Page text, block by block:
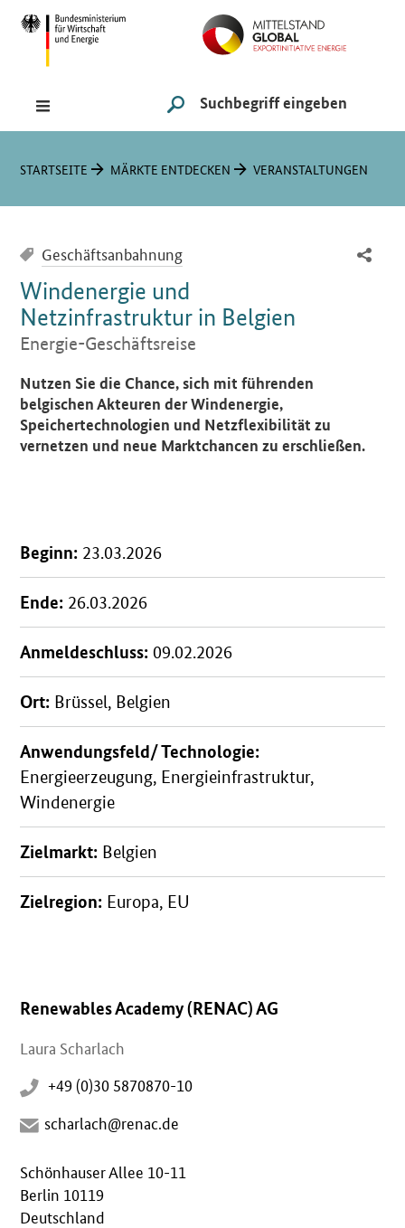
Suche
SUCHE STARTEN
Sie sind hier:
STARTSEITE MÄRKTE ENTDECKEN VERANSTALTUNGEN
Geschäftsanbahnung
Windenergie und
Netzinfrastruktur in Belgien
Energie-Geschäftsreise
Nutzen Sie die Chance, sich mit führenden
belgischen Akteuren der Windenergie,
Speichertechnologien und Netzflexibilität zu
vernetzen und neue Marktchancen zu erschließen.
Beginn: 23.03.2026
Ende: 26.03.2026
Anmeldeschluss: 09.02.2026
Ort: Brüssel, Belgien
Anwendungsfeld/ Technologie:
Energieerzeugung, Energieinfrastruktur,
Windenergie
Zielmarkt: Belgien
Zielregion: Europa, EU
Renewables Academy (RENAC) AG
Laura Scharlach
+49 (0)30 5870870-10
scharlach@renac.de
Schönhauser Allee 10-11
Berlin 10119
Deutschland